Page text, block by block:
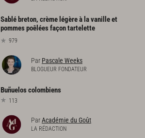
Sablé breton, crème légère à la vanille et
pommes poêlées façon tartelette
979
Par Pascale Weeks
BLOGUEUR FONDATEUR
Buñueloscolombiens
113
ParAcadémie du Goût
LA RÉDACTION